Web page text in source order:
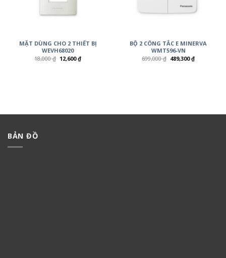
MẶT DÙNG CHO 2 THIẾT BỊ
WEVH68020
18,000₫ 12,600₫
BỘ 2 CÔNG TẮC E MINERVA
WMT596-VN
699,000₫ 489,300₫
BẢN ĐỒ